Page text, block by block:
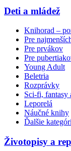
Deti a mládež
Knihorad –
Pre
Pre prvákov
Pre
Young Adult
Beletria
Rozprávky
Sci-fi, fantasy
Leporelá
Náučné knihy
Ďalšie
Životopisy a